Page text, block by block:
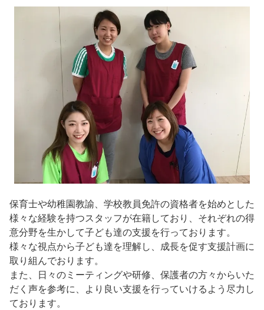
保育士や幼稚園教諭、学校教員免許の資格者を始めとした
様々な経験を持つスタッフが在籍しており、それぞれの得
意分野を生かして子ども達の支援を行っております。
様々な視点から子ども達を理解し、成長を促す支援計画に
取り組んでおります。
また、日々のミーティングや研修、保護者の方々からいた
だく声を参考に、より良い支援を行っていけるよう尽力し
ております。